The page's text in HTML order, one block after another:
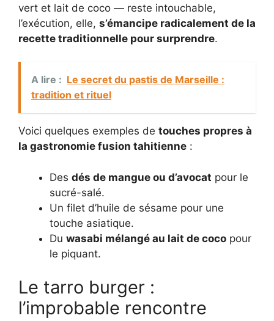
vert et lait de coco — reste intouchable,
l’exécution, elle, s’émancipe radicalement de la
recette traditionnelle pour surprendre.
A lire : Le secret du pastis de Marseille :
tradition et rituel
Voici quelques exemples de touches propres à
la gastronomie fusion tahitienne :
Des dés de mangue ou d’avocat pour le
sucré-salé.
Un filet d’huile de sésame pour une
touche asiatique.
Du wasabi mélangé au lait de coco pour
le piquant.
Le tarro burger :
l’improbable rencontre